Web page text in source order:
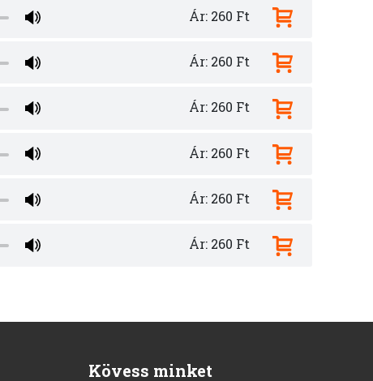
Ár: 260 Ft
Ár: 260 Ft
Ár: 260 Ft
Ár: 260 Ft
Ár: 260 Ft
Ár: 260 Ft
Kövess minket